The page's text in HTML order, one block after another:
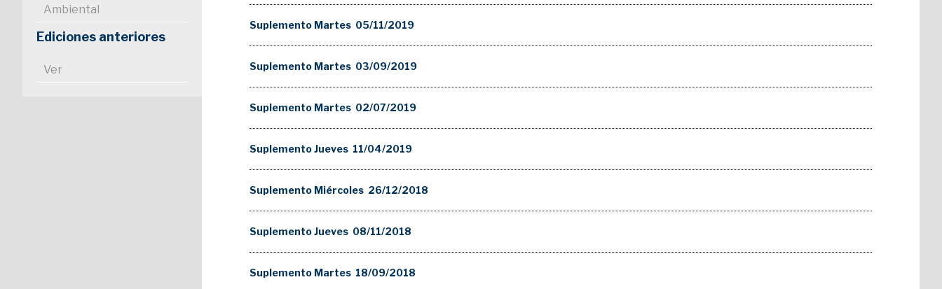
Ambiental
Ediciones anteriores
Ver
Suplemento Martes 05/11/2019
Suplemento Martes 03/09/2019
Suplemento Martes 02/07/2019
Suplemento Jueves 11/04/2019
Suplemento Miércoles 26/12/2018
Suplemento Jueves 08/11/2018
Suplemento Martes 18/09/2018